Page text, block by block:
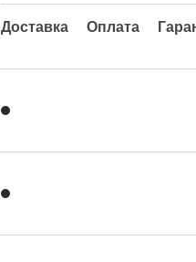
Доставка Оплата